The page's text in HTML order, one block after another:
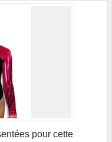
pour cette